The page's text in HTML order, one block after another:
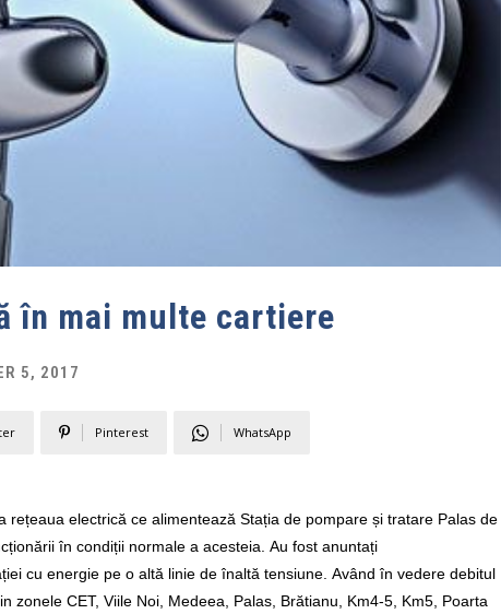
în mai multe cartiere
5, 2017
Pinterest WhatsApp
electrică ce alimentează Stația de pompare și tratare Palas de
în condiții normale a acesteia. Au fost anuntați
cu energie pe o altă linie de înaltă tensiune. Având în vedere debitul
zonele CET, Viile Noi, Medeea, Palas, Brătianu, Km4-5, Km5, Poarta